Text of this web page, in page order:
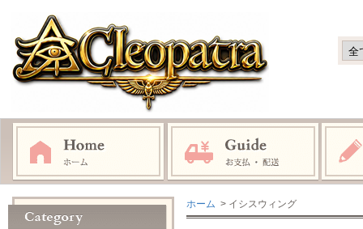
ホーム > イシスウィング